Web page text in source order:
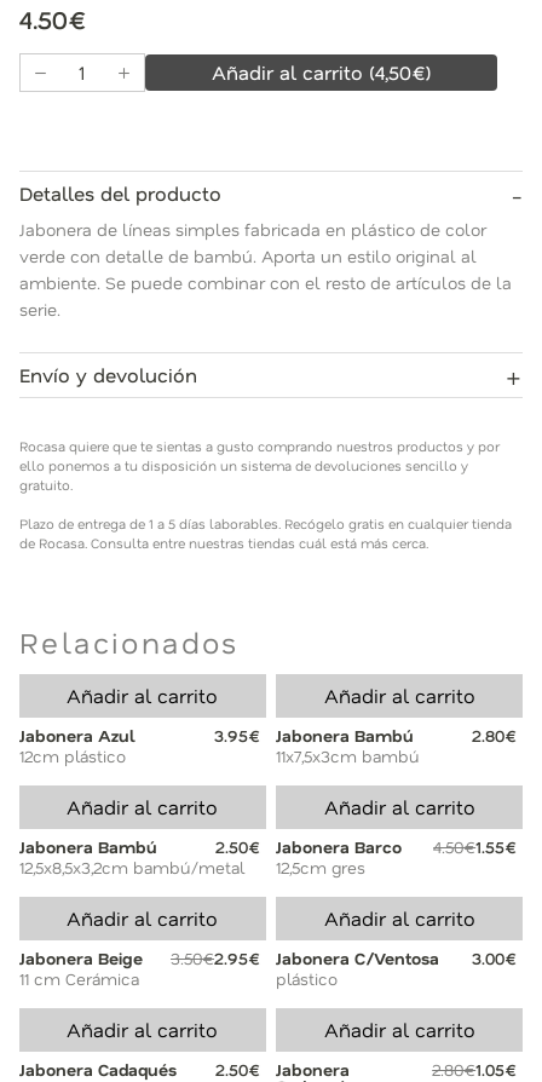
4.50€
Añadir al carrito (4,50€)
Detalles del producto -
Jabonera de líneas simples fabricada en plástico de color
verde con detalle de bambú. Aporta un estilo original al
ambiente. Se puede combinar con el resto de artículos de la
serie.
Envío y devolución +
productos y por ello ponemos a tu disposición un sistema de
devoluciones sencillo y gratuito.
cualquier tienda de Rocasa. Consulta entre nuestras tiendas
Rocasa quiere que te sientas a gusto comprando nuestros productos y por
ello ponemos a tu disposición un sistema de devoluciones sencillo y
gratuito.
Plazo de entrega de 1 a 5 días laborables. Recógelo gratis en cualquier tienda
de Rocasa. Consulta entre nuestras tiendas cuál está más cerca.
Relacionados
Añadir al carrito
Jabonera Azul
3.95€
12cm plástico
Añadir al carrito
Jabonera Bambú
2.80€
11x7,5x3cm bambú
Añadir al carrito
Jabonera Bambú
2.50€
12,5x8,5x3,2cm bambú/metal
Añadir al carrito
Jabonera Barco 4.50€1.55€
12,5cm gres
Añadir al carrito
Jabonera Beige 3.50€2.95€
11 cm Cerámica
Añadir al carrito
Jabonera C/Ventosa
3.00€
plástico
Añadir al carrito
Jabonera Cadaqués
2.50€
Añadir al carrito
Jabonera
2.80€1.05€